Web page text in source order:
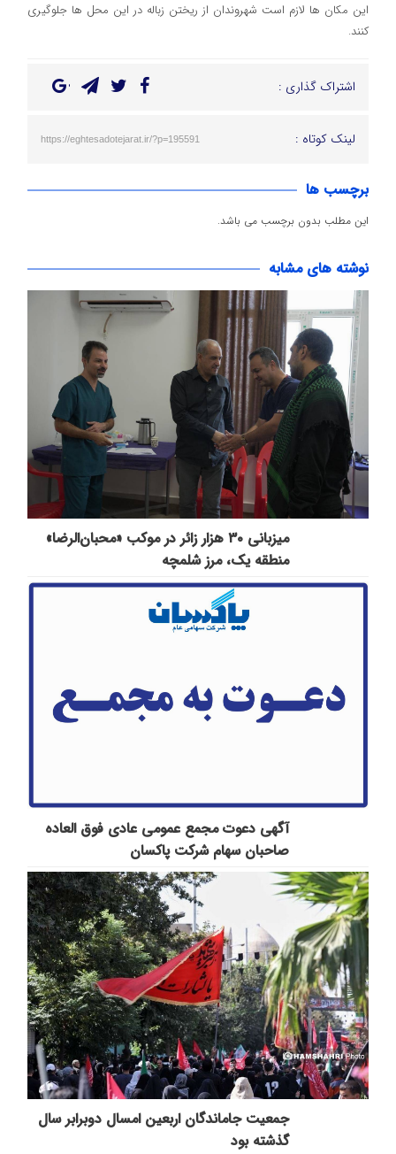
اين مكان ها لازم است شهروندان از ريختن زباله در اين محل ها جلوگیری
کنند.
اشتراک گذاری :
لینک کوتاه : https://eghtesadotejarat.ir/?p=195591
برچسب ها
این مطلب بدون برچسب می باشد.
نوشته های مشابه
میزبانی ۳۰ هزار زائر در موکب «محبان‌الرضا»
منطقه یک، مرز شلمچه
آگهی دعوت مجمع عمومی عادی فوق العاده
صاحبان سهام شرکت پاكسان
جمعیت جاماندگان اربعین امسال دوبرابر سال
گذشته بود